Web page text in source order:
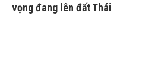
vọng đang lên đất Thái